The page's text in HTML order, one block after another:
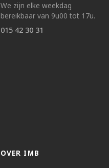
We zijn elke weekdag
bereikbaar van 9u00 tot 17u.
015 42 30 31
OVER IMB